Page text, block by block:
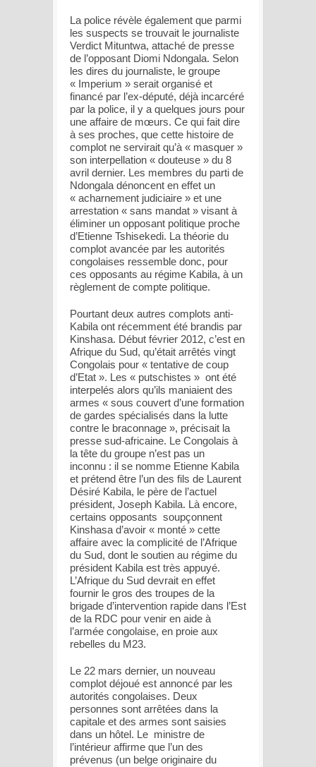
La police révèle également que parmi
les suspects se trouvait le journaliste
Verdict Mituntwa, attaché de presse
de l’opposant Diomi Ndongala. Selon
les dires du journaliste, le groupe
« Imperium » serait organisé et
financé par l’ex-député, déjà incarcéré
par la police, il y a quelques jours pour
une affaire de mœurs. Ce qui fait dire
à ses proches, que cette histoire de
complot ne servirait qu’à « masquer »
son interpellation « douteuse » du 8
avril dernier. Les membres du parti de
Ndongala dénoncent en effet un
« acharnement judiciaire » et une
arrestation « sans mandat » visant à
éliminer un opposant politique proche
d’Etienne Tshisekedi. La théorie du
complot avancée par les autorités
congolaises ressemble donc, pour
ces opposants au régime Kabila, à un
règlement de compte politique.
Pourtant deux autres complots anti-
Kabila ont récemment été brandis par
Kinshasa. Début février 2012, c’est en
Afrique du Sud, qu’était arrêtés vingt
Congolais pour « tentative de coup
d’Etat ». Les « putschistes » ont été
interpelés alors qu’ils maniaient des
armes « sous couvert d’une formation
de gardes spécialisés dans la lutte
contre le braconnage », précisait la
presse sud-africaine. Le Congolais à
la tête du groupe n’est pas un
inconnu : il se nomme Etienne Kabila
et prétend être l’un des fils de Laurent
Désiré Kabila, le père de l’actuel
président, Joseph Kabila. Là encore,
certains opposants soupçonnent
Kinshasa d’avoir « monté » cette
affaire avec la complicité de l’Afrique
du Sud, dont le soutien au régime du
président Kabila est très appuyé.
L’Afrique du Sud devrait en effet
fournir le gros des troupes de la
brigade d’intervention rapide dans l’Est
de la RDC pour venir en aide à
l’armée congolaise, en proie aux
rebelles du M23.
Le 22 mars dernier, un nouveau
complot déjoué est annoncé par les
autorités congolaises. Deux
personnes sont arrêtées dans la
capitale et des armes sont saisies
dans un hôtel. Le ministre de
l’intérieur affirme que l’un des
prévenus (un belge originaire du